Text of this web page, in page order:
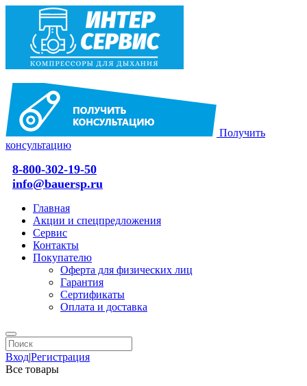
Получить
консультацию
8-800-302-19-50
info@bauersp.ru
Главная
Акции и спецпредложения
Сервис
Контакты
Покупателю
Оферта для физических лиц
Гарантия
Сертификаты
Оплата и доставка
Вход|Регистрация
Все товары